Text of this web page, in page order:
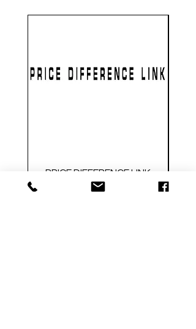
PRICE DIFFERENCE LINK
価格
$1.00